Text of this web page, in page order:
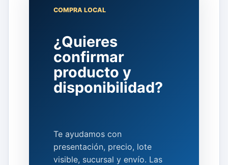
COMPRA LOCAL
¿Quieres
confirmar
producto y
disponibilidad?
Te ayudamos con
presentación, precio, lote
visible, sucursal y envío. Las